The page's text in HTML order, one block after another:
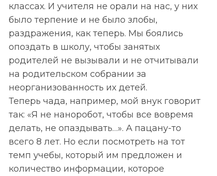
классах. И учителя не орали на нас, у них
было терпение и не было злобы,
раздражения, как теперь. Мы боялись
опоздать в школу, чтобы занятых
родителей не вызывали и не отчитывали
на родительском собрании за
неорганизованность их детей.
Теперь чада, например, мой внук говорит
так: «Я не наноробот, чтобы все вовремя
делать, не опаздывать…». А пацану-то
всего 8 лет. Но если посмотреть на тот
темп учебы, который им предложен и
количество информации, которое